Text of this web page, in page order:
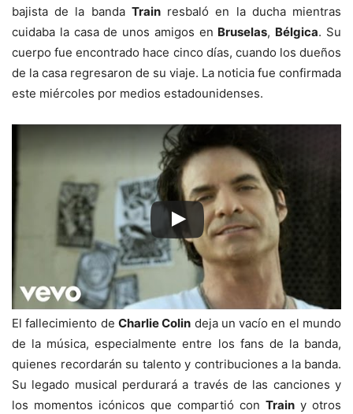
bajista de la banda Trainresbaló en la ducha mientras
cuidaba la casa de unos amigos en Bruselas, Bélgica. Su
cuerpo fue encontrado hace cinco días, cuando los dueños
de la casa regresaron de su viaje. La noticia fue confirmada
este miércoles por medios estadounidenses.
El fallecimiento de Charlie Colin deja un vacío en el mundo
de la música, especialmente entre los fans de la banda,
quienes recordarán su talento y contribuciones a la banda.
Su legado musical perdurará a través de las canciones y
los momentos icónicos que compartió con Train y otros